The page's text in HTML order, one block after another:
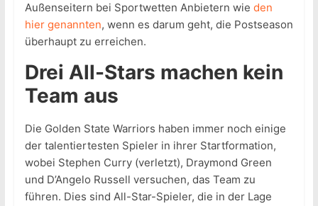
Außenseitern bei Sportwetten Anbietern wie den
hier genannten, wenn es darum geht, die Postseason
überhaupt zu erreichen.
Drei All-Stars machen kein
Team aus
Die Golden State Warriors haben immer noch einige
der talentiertesten Spieler in ihrer Startformation,
wobei Stephen Curry (verletzt), Draymond Green
und D’Angelo Russell versuchen, das Team zu
führen. Dies sind All-Star-Spieler, die in der Lage